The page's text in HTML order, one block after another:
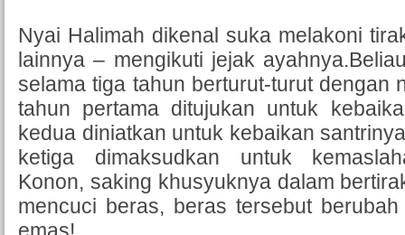
Nyai Halimah dikenal suka melakoni
lainnya – mengikuti jejak
selama tiga tahun berturut-turut dengan
tahun pertama ditujukan untuk
kedua diniatkan untuk kebaikan
ketiga dimaksudkan untuk
Konon, saking khusyuknya dalam
mencuci beras, beras tersebut